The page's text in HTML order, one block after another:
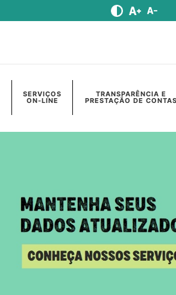
SERVIÇOS
ON-LINE
TRANSPARÊNCIA E
PRESTAÇÃO DE CONTAS